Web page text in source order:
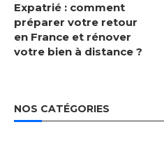
Expatrié : comment
préparer votre retour
en France et rénover
votre bien à distance ?
NOS CATÉGORIES